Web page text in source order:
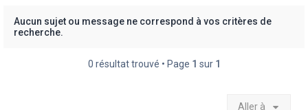
Aucun sujet ou message ne correspond à vos critères de
recherche.
0 résultat trouvé • Page 1 sur 1
Aller à